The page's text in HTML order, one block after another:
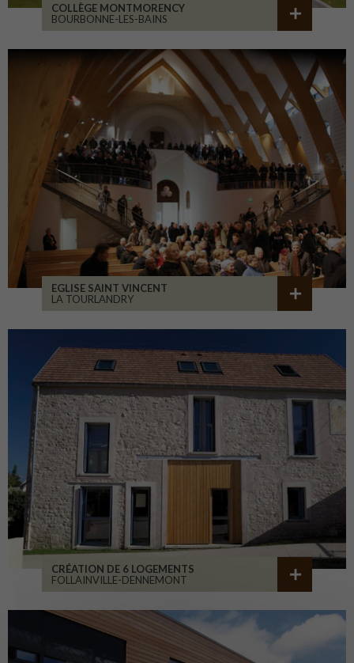
COLLÈGE MONTMORENCY
BOURBONNE-LES-BAINS
EGLISE SAINT VINCENT
LA TOURLANDRY
CRÉATION DE 6 LOGEMENTS
FOLLAINVILLE-DENNEMONT